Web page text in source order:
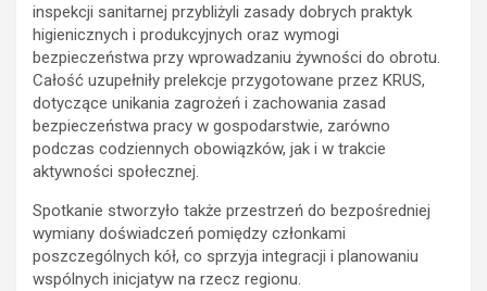
inspekcji sanitarnej przybliżyli zasady dobrych praktyk
higienicznych i produkcyjnych oraz wymogi
bezpieczeństwa przy wprowadzaniu żywności do obrotu.
Całość uzupełniły prelekcje przygotowane przez KRUS,
dotyczące unikania zagrożeń i zachowania zasad
bezpieczeństwa pracy w gospodarstwie, zarówno
podczas codziennych obowiązków, jak i w trakcie
aktywności społecznej.
Spotkanie stworzyło także przestrzeń do bezpośredniej
wymiany doświadczeń pomiędzy członkami
poszczególnych kół, co sprzyja integracji i planowaniu
wspólnych inicjatyw na rzecz regionu.